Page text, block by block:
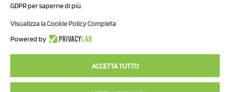
Capitale sociale Euro 50.000,00 i.v.
GDPR per saperne di più.
Visualizza la Cookie Policy Completa
Powered by
ACCETTA TUTTO